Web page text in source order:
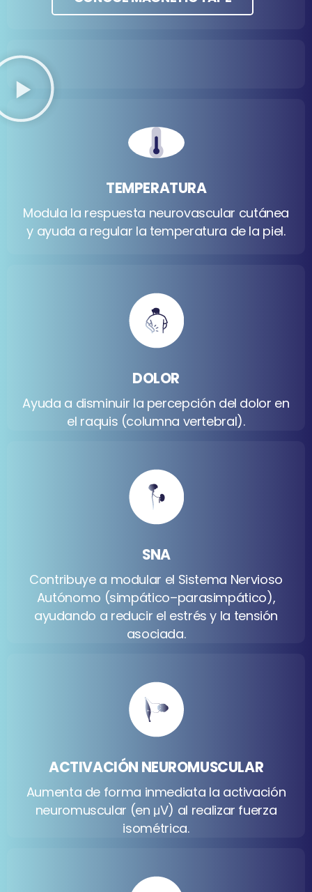
TEMPERATURA
Modula la respuesta neurovascular cutánea
y ayuda a regular la temperatura de la piel.
DOLOR
Ayuda a disminuir la percepción del dolor en
el raquis (columna vertebral).
SNA
Contribuye a modular el Sistema Nervioso
Autónomo (simpático–parasimpático),
ayudando a reducir el estrés y la tensión
asociada.
ACTIVACIÓN NEUROMUSCULAR
Aumenta de forma inmediata la activación
neuromuscular (en μV) al realizar fuerza
isométrica.